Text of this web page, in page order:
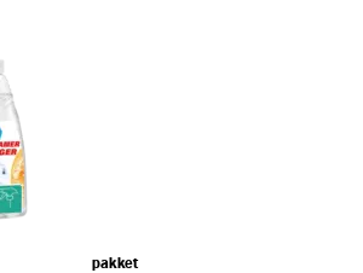
pakket